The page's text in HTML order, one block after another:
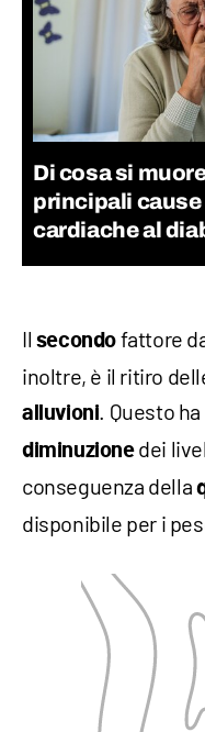
Di cosa si
principali
cardiache al
Il secondo fattore
inoltre, è il ritiro
alluvioni. Questo
diminuzionedei
conseguenza della
disponibile per i